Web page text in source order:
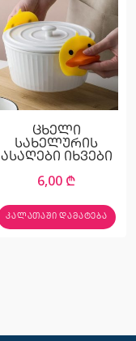
ცხელი
სახელურის
ასაღები იხვები
6,00 ₾
ᲙᲐᲚᲐᲗᲐᲨᲘ ᲓᲐᲛᲐᲢᲔᲑᲐ